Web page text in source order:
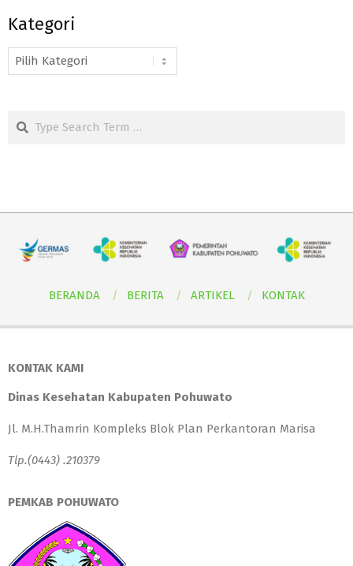
Kategori
Kategori
Search
BERANDA BERITA ARTIKEL KONTAK
KONTAK KAMI
Dinas Kesehatan Kabupaten Pohuwato
Jl. M.H.Thamrin Kompleks Blok Plan Perkantoran Marisa
Tlp.(0443) .210379
PEMKAB POHUWATO